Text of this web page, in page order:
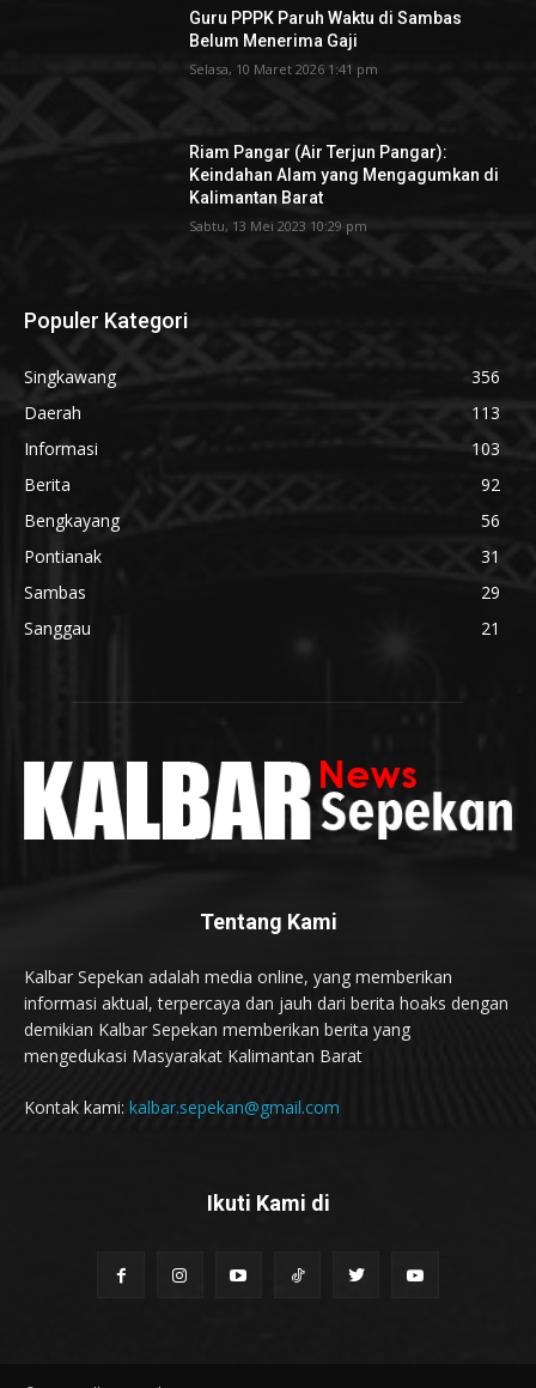
Guru PPPK Paruh Waktu di Sambas
Belum Menerima Gaji
Selasa, 10 Maret 2026 1:41 pm
Riam Pangar (Air Terjun Pangar):
Keindahan Alam yang Mengagumkan di
Kalimantan Barat
Sabtu, 13 Mei 2023 10:29 pm
Populer Kategori
Singkawang
356
Daerah
113
Informasi
103
Berita
92
Bengkayang
56
Pontianak
31
Sambas
29
Sanggau
21
Tentang Kami
Kalbar Sepekan adalah media online, yang memberikan
informasi aktual, terpercaya dan jauh dari berita hoaks dengan
demikian Kalbar Sepekan memberikan berita yang
mengedukasi Masyarakat Kalimantan Barat
Kontak kami: kalbar.sepekan@gmail.com
Ikuti Kami di